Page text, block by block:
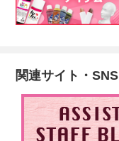
関連サイト・SNS